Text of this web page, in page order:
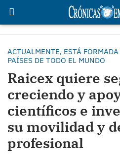
ACTUALMENTE, ESTÁ
PAÍSES DE TODO EL MUNDO
Raicex quiere
creciendo y
científicos e
su movilidad y
profesional